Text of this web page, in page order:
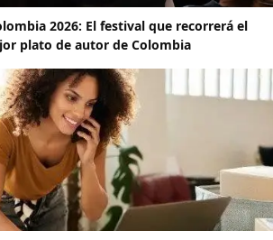
2026: El festival que recorrerá el
plato de autor de Colombia